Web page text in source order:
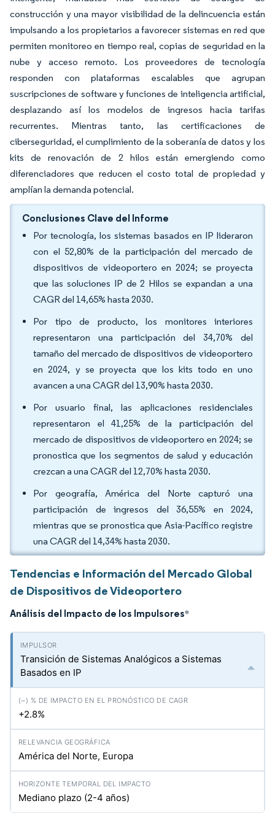
construcción y una mayor visibilidad de la delincuencia están
impulsando a los propietarios a favorecer sistemas en red que
permiten monitoreo en tiempo real, copias de seguridad en la
nube y acceso remoto. Los proveedores de tecnología
responden con plataformas escalables que agrupan
suscripciones de software y funciones de inteligencia artificial,
desplazando así los modelos de ingresos hacia tarifas
recurrentes. Mientras tanto, las certificaciones de
ciberseguridad, el cumplimiento de la soberanía de datos y los
kits de renovación de 2 hilos están emergiendo como
diferenciadores que reducen el costo total de propiedad y
amplían la demanda potencial.
Conclusiones Clave del Informe
Por tecnología, los sistemas basados en IP lideraron
con el 52,80% de la participación del mercado de
dispositivos de videoportero en 2024; se proyecta
que las soluciones IP de 2 Hilos se expandan a una
CAGR del 14,65% hasta 2030.
Por tipo de producto, los monitores interiores
representaron una participación del 34,70% del
tamaño del mercado de dispositivos de videoportero
en 2024, y se proyecta que los kits todo en uno
avancen a una CAGR del 13,90% hasta 2030.
Por usuario final, las aplicaciones residenciales
representaron el 41,25% de la participación del
mercado de dispositivos de videoportero en 2024; se
pronostica que los segmentos de salud y educación
crezcan a una CAGR del 12,70% hasta 2030.
Por geografía, América del Norte capturó una
participación de ingresos del 36,55% en 2024,
mientras que se pronostica que Asia-Pacífico registre
una CAGR del 14,34% hasta 2030.
Tendencias e Información del Mercado Global
de Dispositivos de Videoportero
Análisis del Impacto de los Impulsores*
Transición de Sistemas Analógicos a Sistemas
Basados en IP
+2.8%
América del Norte, Europa
Mediano plazo (2-4 años)